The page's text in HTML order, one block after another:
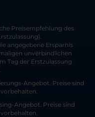
Preisempfehlung des
angegebene Ersparnis
unverbindlichen
Tag der Erstzulassung
Angebot. Preise sind
Angebot. Preise sind